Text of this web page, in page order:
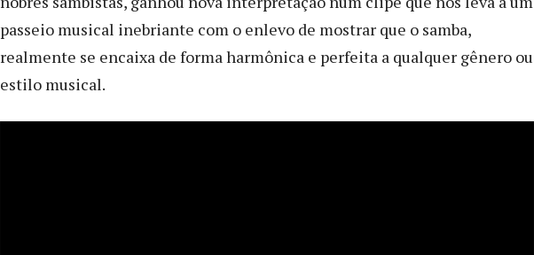
passeio musical inebriante com o enlevo de mostrar que o samba,
realmente se encaixa de forma harmônica e perfeita a qualquer gênero ou
estilo musical.